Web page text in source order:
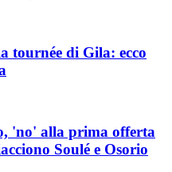
tournée di Gila: ecco
'no' alla prima offerta
Soulé e Osorio